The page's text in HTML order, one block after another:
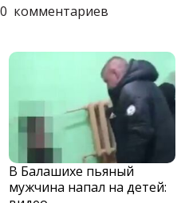
0 комментариев
В Балашихе пьяный
мужчина напал на детей: